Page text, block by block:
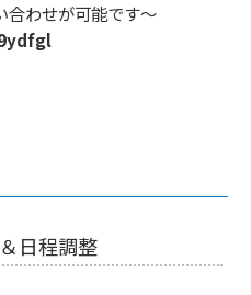
合わせが可能です〜
日程調整